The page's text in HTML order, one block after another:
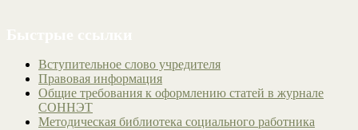
Вступительное слово учредителя
Правовая информация
Общие требования к оформлению статей в журнале
СОННЭТ
Методическая библиотека социального работника